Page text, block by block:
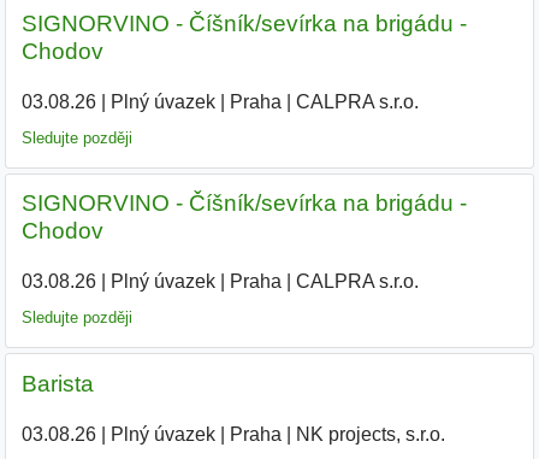
SIGNORVINO - Číšník/sevírka na brigádu -
Chodov
03.08.26| Plný úvazek| Praha CALPRA s.r.o.
Sledujte později
SIGNORVINO - Číšník/sevírka na brigádu -
Chodov
03.08.26| Plný úvazek| Praha CALPRA s.r.o.
Sledujte později
Barista
03.08.26| Plný úvazek| Praha NK projects, s.r.o.